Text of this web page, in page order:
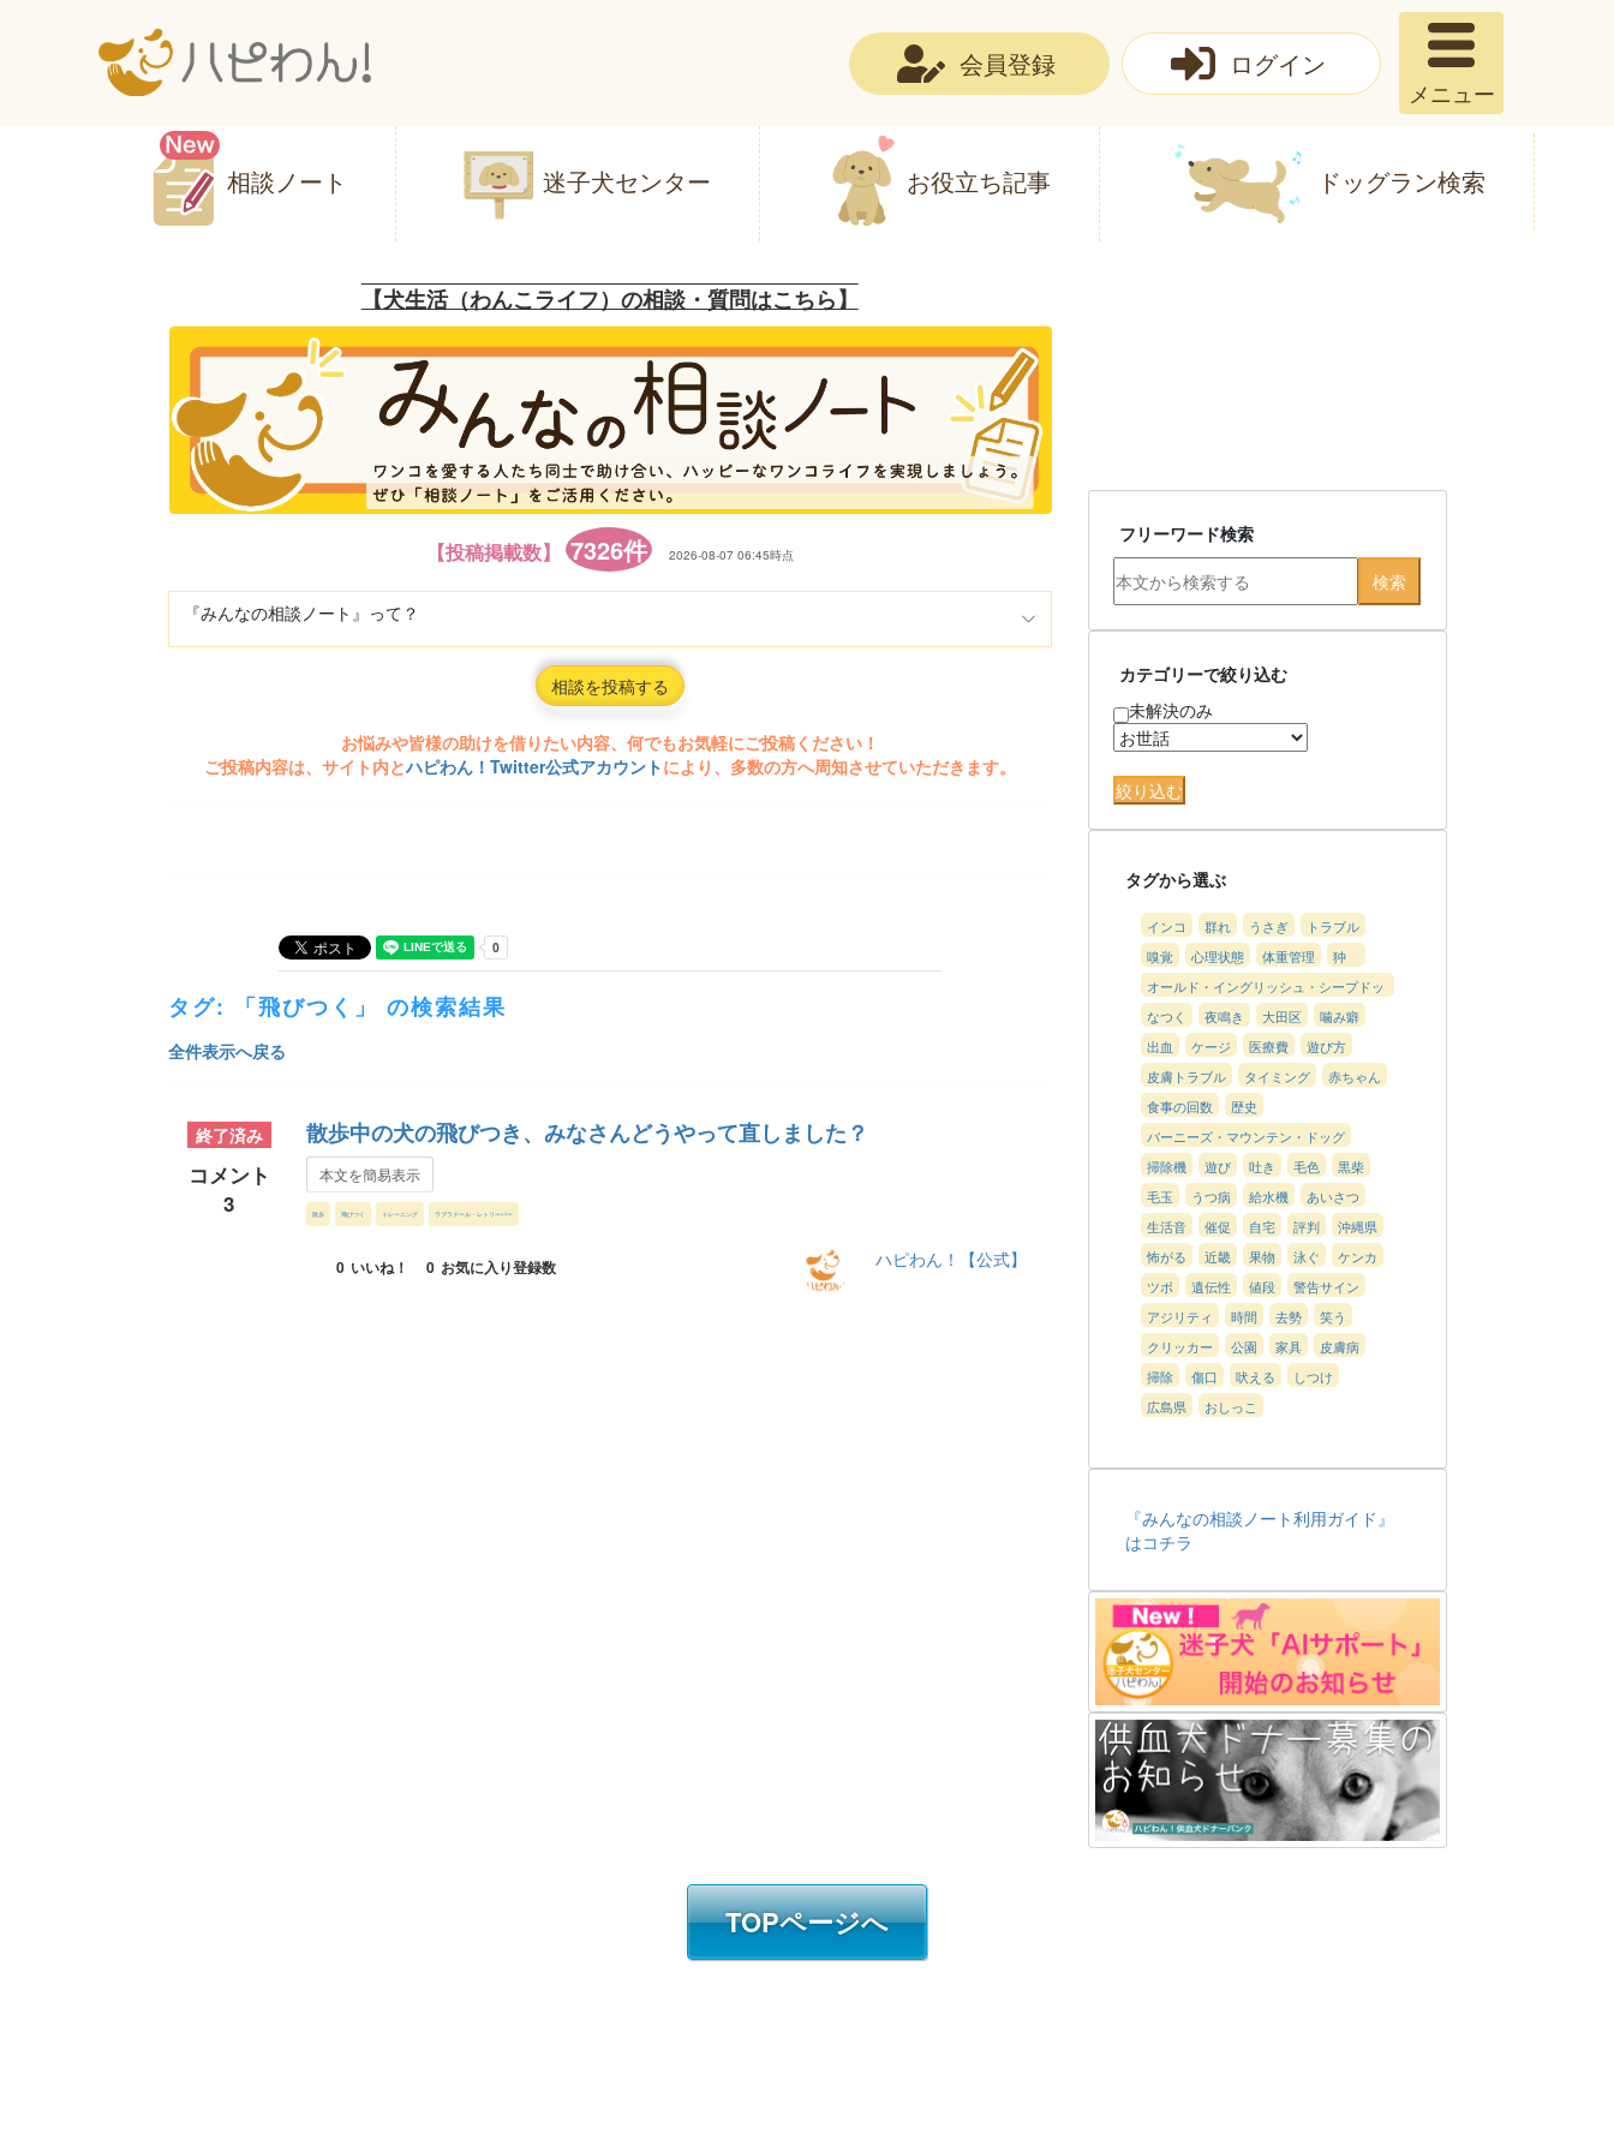
会員登録 ログイン
メニュー
相談ノート 迷子犬センター お役立ち記事 ドッグラン検索
【犬生活（わんこライフ）の相談・質問はこちら】
【投稿掲載数】 7326件 2026-08-07 06:45時点
『みんなの相談ノート』って？
相談を投稿する
お悩みや皆様の助けを借りたい内容、何でもお気軽にご投稿ください！
ご投稿内容は、サイト内とハピわん！Twitter公式アカウントにより、多数の方へ周知させていただきます。
タグ: 「飛びつく」 の検索結果
全件表示へ戻る
終了済み
コメント
3
散歩中の犬の飛びつき、みなさんどうやって直しました？
本文を簡易表示
散歩 飛びつく トレーニング ラブラドール・レトリーバー
0 いいね！ 0 お気に入り登録数 ハピわん！【公式】
フリーワード検索
カテゴリーで絞り込む
未解決のみ
タグから選ぶ
インコ 群れ うさぎ
トラブル
嗅覚
心理状態 体重管理
狆
オールド・イングリッシュ・シープドッ
グ
なつく 夜鳴き 大田区
噛み癖
出血
ケージ 医療費
遊び方
皮膚トラブル
タイミング
赤ちゃん
食事の回数
歴史
バーニーズ・マウンテン・ドッグ
掃除機
遊び 吐き 毛色
黒柴
毛玉
うつ病 給水機
あいさつ
生活音
催促 自宅 評判
沖縄県
怖がる
近畿 果物 泳ぐ
ケンカ
ツボ
遺伝性 値段
警告サイン
アジリティ
時間 去勢
笑う
クリッカー
公園 家具
皮膚病
掃除
傷口 吠える
しつけ
広島県
おしっこ
『みんなの相談ノート利用ガイド』
はコチラ
TOPページへ